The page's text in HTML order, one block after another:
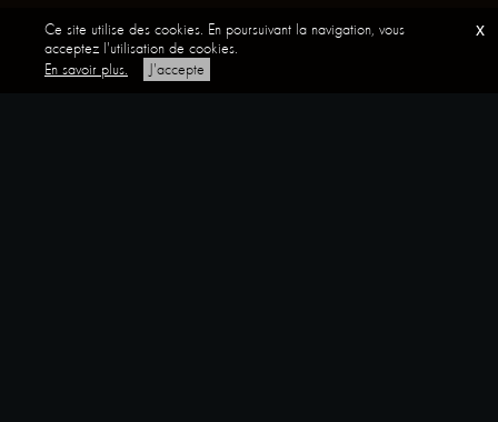
Ce site utilise des cookies. En poursuivant la navigation, vous
acceptez l'utilisation de cookies.
En savoir plus.
J'accepte
x